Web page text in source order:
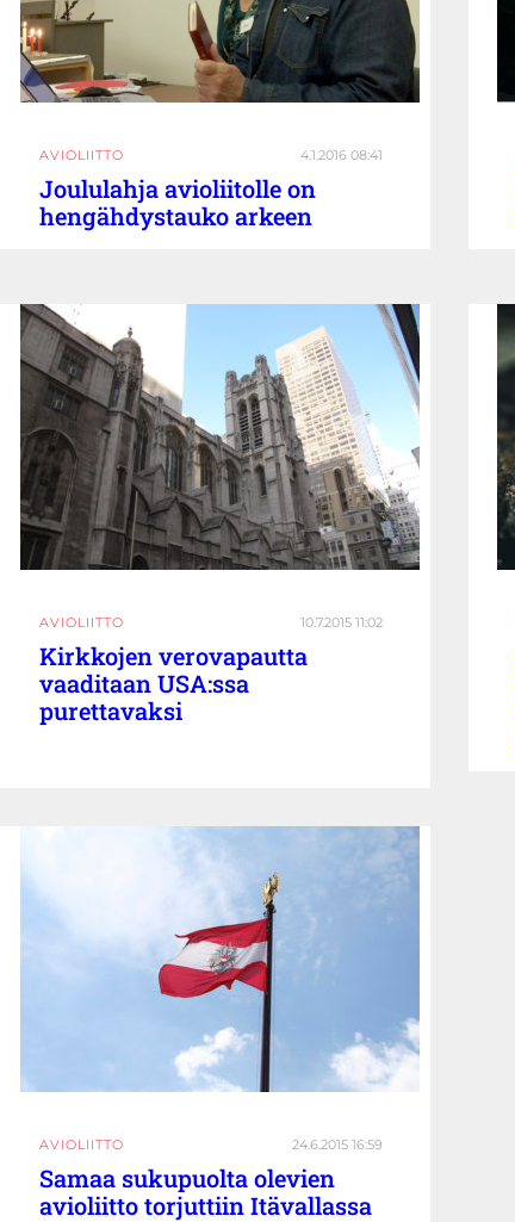
AVIOLIITTO 4.1.2016 08:41
Joululahja avioliitolle on
hengähdystauko arkeen
AVIOLIITTO 10.7.2015 11:02
Kirkkojen verovapautta
vaaditaan USA:ssa
purettavaksi
AVIOLIITTO 24.6.2015 16:59
Samaa sukupuolta olevien
avioliitto torjuttiin Itävallassa